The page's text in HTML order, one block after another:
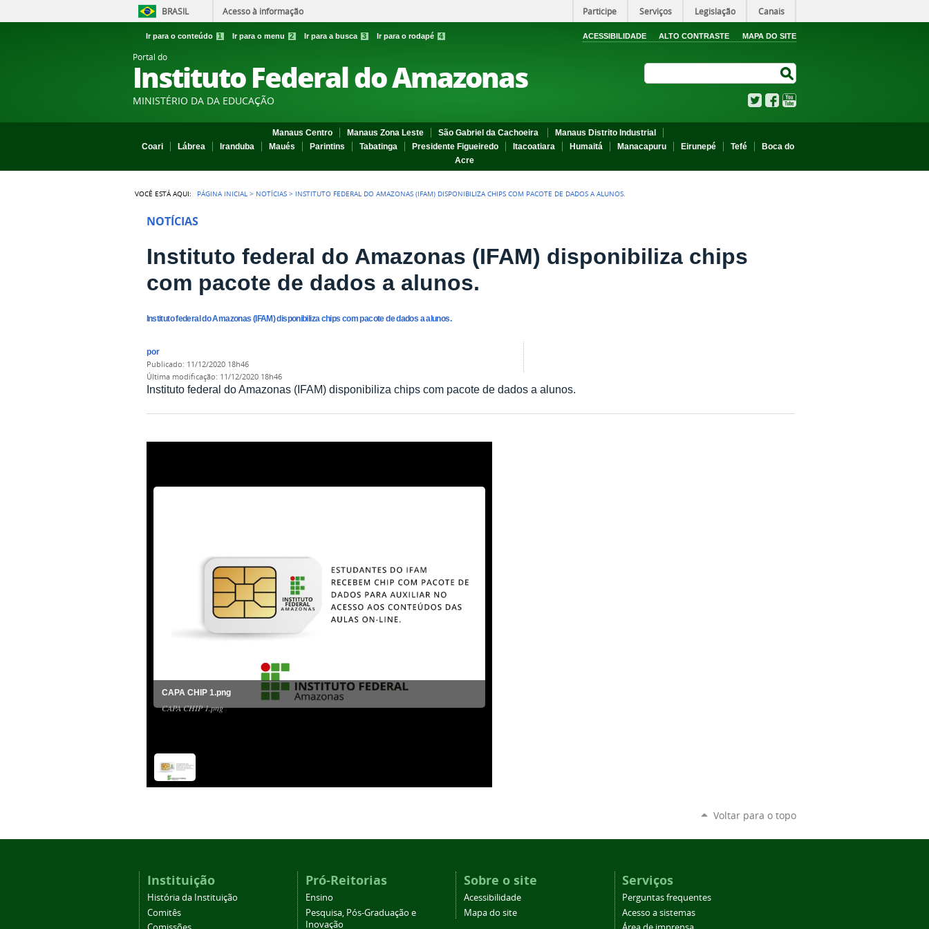
BRASIL Acesso à informação Participe Serviços Legislação Canais
Ir para o conteúdo 1 Ir para o menu 2 Ir para a busca 3 Ir para o rodapé 4 ACESSIBILIDADE ALTO CONTRASTE MAPA DO SITE
Portal do
Instituto Federal do Amazonas
MINISTÉRIO DA DA EDUCAÇÃO TwitterFacebook
Manaus Centro Manaus Zona Leste São Gabriel da Cachoeira
Manaus Distrito Industrial
Coari
Lábrea Iranduba Maués Parintins Tabatinga Presidente Figueiredo Itacoatiara Humaitá Manacapuru Eirunepé Tefé
Boca do
Acre
VOCÊ ESTÁ AQUI: PÁGINA INICIAL > NOTÍCIAS > INSTITUTO FEDERAL DO AMAZONAS (IFAM) DISPONIBILIZA CHIPS COM PACOTE DE DADOS A ALUNOS.
NOTÍCIAS
Instituto federal do Amazonas (IFAM) disponibiliza chips
com pacote de dados a alunos.
Instituto federal do Amazonas (IFAM) disponibiliza chips com pacote de dados a alunos.
por
publicado: 11/12/2020 18h46
última modificação: 11/12/2020 18h46
Instituto federal do Amazonas (IFAM) disponibiliza chips com pacote de dados a alunos.
CAPA CHIP 1.png
CAPA CHIP 1.png
Voltar para o topo
Instituição
História da Instituição
Comitês
Pró-Reitorias
Ensino
Pesquisa, Pós-Graduação e
Inovação
Sobre o site
Acessibilidade
Mapa do site
Serviços
Perguntas frequentes
Acesso a sistemas